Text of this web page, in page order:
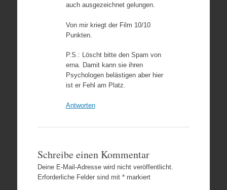
auch ausgezeichnet gelungen.
Von mir kriegt der Film 10/10
Punkten.
P.S.: Löscht bitte den Spam von
erna. Damit kann sie ihren
Psychologen belästigen aber hier
ist er Fehl am Platz.
Antworten
Schreibe einen Kommentar
Deine E-Mail-Adresse wird nicht veröffentlicht.
Erforderliche Felder sind mit *markiert